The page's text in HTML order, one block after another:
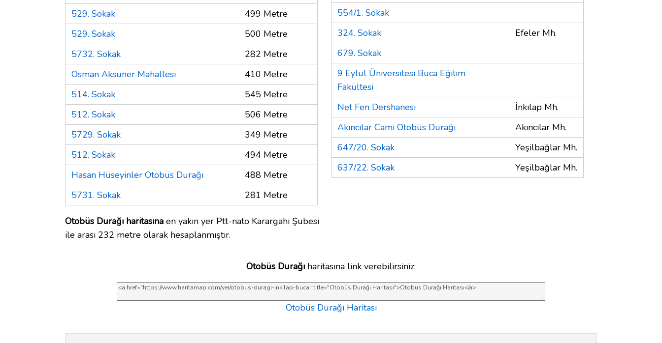
529. Sokak
499 Metre
529. Sokak
500 Metre
5732. Sokak
282 Metre
Osman Aksüner Mahallesi
410 Metre
514. Sokak
545 Metre
512. Sokak
506 Metre
5729. Sokak
349 Metre
512. Sokak
494 Metre
Hasan Hüseyinler Otobüs Durağı
488 Metre
5731. Sokak
281 Metre
Otobüs Durağı haritasına en yakın yer Ptt-nato Karargahı Şubesi
ile arası 232 metre olarak hesaplanmıştır.
554/1. Sokak
324. Sokak
Efeler Mh.
679. Sokak
9 Eylül Üniversitesi Buca Eğitim
Fakültesi
Net Fen Dershanesi
İnkılap Mh.
Akıncılar Cami Otobüs Durağı
Akıncılar Mh.
647/20. Sokak
Yeşilbağlar Mh.
637/22. Sokak
Yeşilbağlar Mh.
Otobüs Durağı haritasına link verebilirsiniz;
Otobüs Durağı Haritası